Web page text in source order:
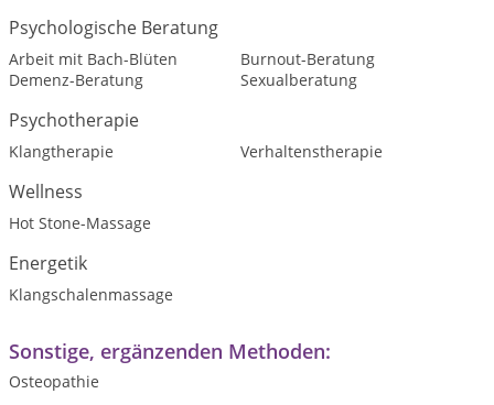
Psychologische Beratung
Arbeit mit Bach-Blüten
Burnout-Beratung
Demenz-Beratung
Sexualberatung
Psychotherapie
Klangtherapie Verhaltenstherapie
Wellness
Hot Stone-Massage
Energetik
Klangschalenmassage
Sonstige, ergänzenden Methoden:
Osteopathie